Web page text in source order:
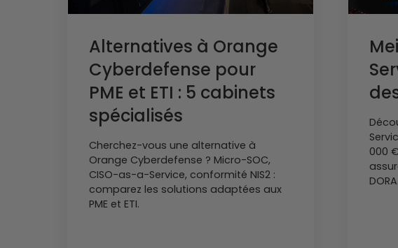
Alternatives à Orange
Cyberdefense pour
PME et ETI : 5 cabinets
spécialisés
Cherchez-vous une alternative à
Orange Cyberdefense ? Micro-SOC,
CISO-as-a-Service, conformité NIS2 :
comparez les solutions adaptées aux
PME et ETI.
000